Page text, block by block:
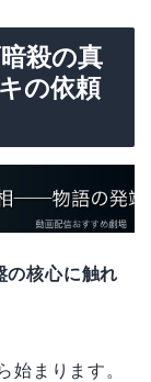
殺の真
の依頼
の核心に触れ
始まります。